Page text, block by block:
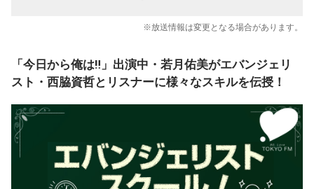
※放送情報は変更となる場合があります。
「今日から俺は‼」出演中・若月佑美がエバンジェリ
スト・西脇資哲とリスナーに様々なスキルを伝授！